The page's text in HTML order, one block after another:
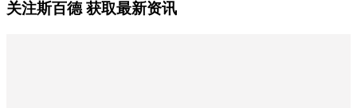
关注斯百德 获取最新资讯